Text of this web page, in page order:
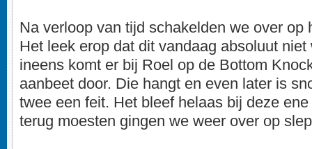
Na verloop van tijd schakelden we over op
Het leek erop dat dit vandaag absoluut
ineens komt er bij Roel op de Bottom
aanbeet door. Die hangt en even later is
twee een feit. Het bleef helaas bij deze
terug moesten gingen we weer over op